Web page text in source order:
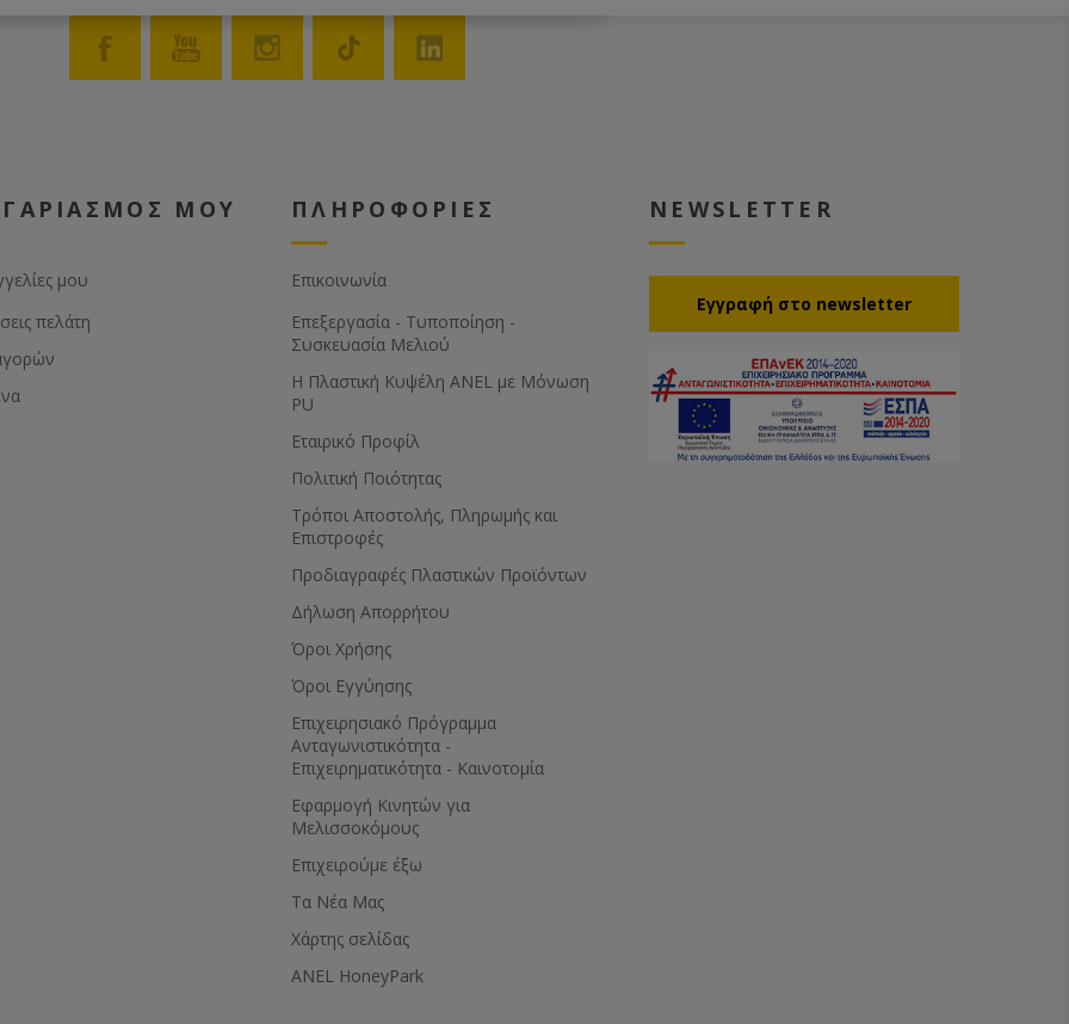
ΜΟΥ
μου
πελάτη
ΠΛΗΡΟΦΟΡΙΕΣ
Επικοινωνία
Επεξεργασία - Τυποποίηση -
Συσκευασία Μελιού
Η Πλαστική Κυψέλη ANEL με Μόνωση
PU
Εταιρικό Προφίλ
Πολιτική Ποιότητας
Τρόποι Αποστολής, Πληρωμής και
Επιστροφές
Προδιαγραφές Πλαστικών Προϊόντων
Δήλωση Απορρήτου
Όροι Χρήσης
Όροι Εγγύησης
Eπιχειρησιακό Πρόγραμμα
Ανταγωνιστικότητα -
Επιχειρηματικότητα - Καινοτομία
Εφαρμογή Κινητών για
Μελισσοκόμους
Επιχειρούμε έξω
Τα Νέα Μας
Χάρτης σελίδας
ANEL HoneyPark
NEWSLETTER
Eγγραφή στο newsletter